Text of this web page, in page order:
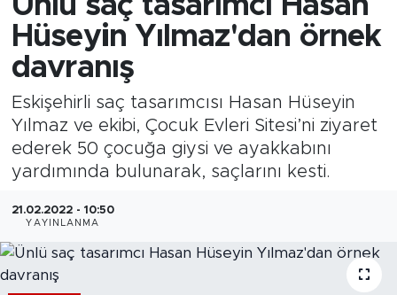
Hüseyin Yılmaz'dan örnek
davranış
Eskişehirli saç tasarımcısı Hasan Hüseyin
Yılmaz ve ekibi, Çocuk Evleri Sitesi’ni ziyaret
ederek 50 çocuğa giysi ve ayakkabını
yardımında bulunarak, saçlarını kesti.
21.02.2022 - 10:50
YAYINLANMA
Spor
Ekonomi
Eğitim
Sanat
Bölge
Süper Lig Puan Durumu ve Fikstür
Tüm Manşetler
Son Dakika Haberleri
Haber Arşivi